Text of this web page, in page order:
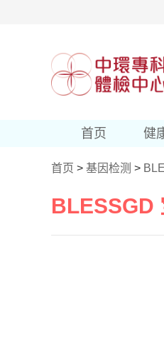
首页 健
首页 > 基因检测 >
BLESSGD